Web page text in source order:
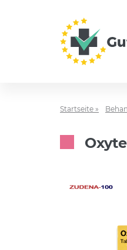
Startseite »